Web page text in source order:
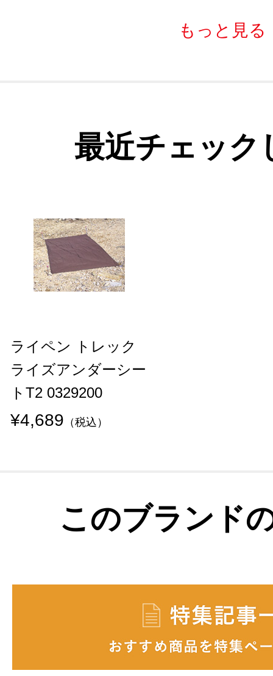
もっと見る
最近チェック
ライペン トレック
ライズアンダーシー
トT2 0329200
¥4,689 （税込）
このブランド